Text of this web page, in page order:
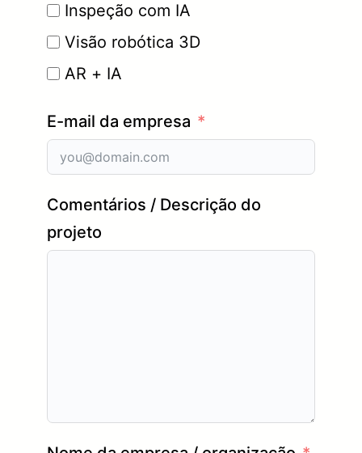
Inspeção com IA
Visão robótica 3D
AR + IA
E-mail da empresa
Comentários / Descrição do
projeto